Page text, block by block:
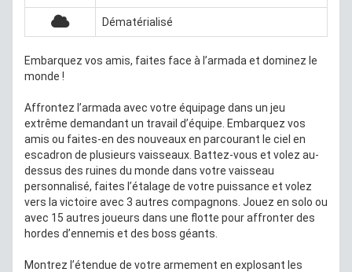
Dématérialisé
Embarquez vos amis, faites face à l’armada et dominez le
monde !
Affrontez l’armada avec votre équipage dans un jeu
extrême demandant un travail d’équipe. Embarquez vos
amis ou faites-en des nouveaux en parcourant le ciel en
escadron de plusieurs vaisseaux. Battez-vous et volez au-
dessus des ruines du monde dans votre vaisseau
personnalisé, faites l’étalage de votre puissance et volez
vers la victoire avec 3 autres compagnons. Jouez en solo ou
avec 15 autres joueurs dans une flotte pour affronter des
hordes d’ennemis et des boss géants.
Montrez l’étendue de votre armement en explosant les